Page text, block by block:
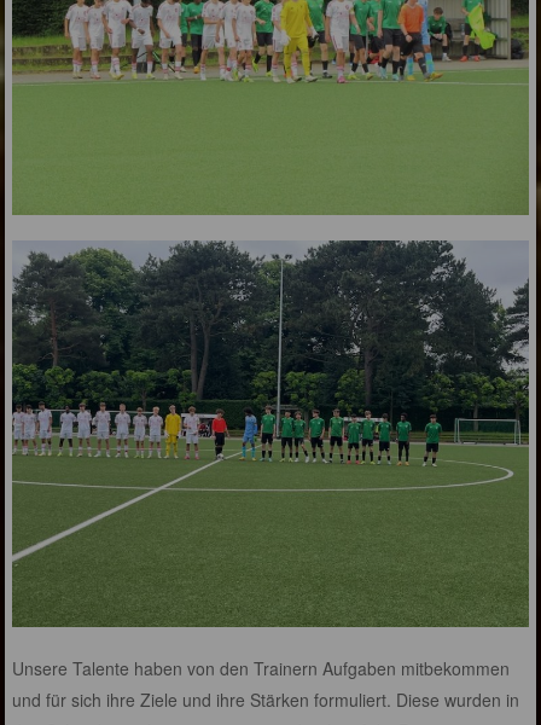
Unsere Talente haben von den Trainern Aufgaben mitbekommen
und für sich ihre Ziele und ihre Stärken formuliert. Diese wurden in